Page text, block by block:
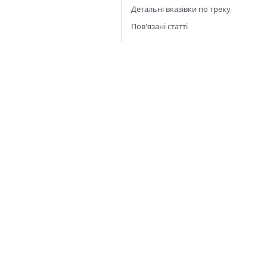
Детальні вказівки по треку
Пов'язані статті